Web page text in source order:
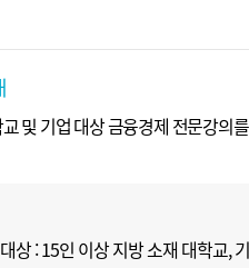
및 기업 대상 금융경제 전문강의
상 : 15인 이상 지방 소재 대학교,